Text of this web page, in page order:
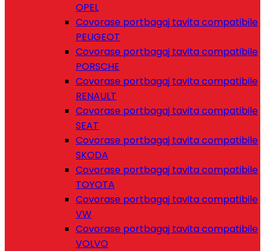
OPEL
Covorase portbagaj tavita compatibile
PEUGEOT
Covorase portbagaj tavita compatibile
PORSCHE
Covorase portbagaj tavita compatibile
RENAULT
Covorase portbagaj tavita compatibile
SEAT
Covorase portbagaj tavita compatibile
SKODA
Covorase portbagaj tavita compatibile
TOYOTA
Covorase portbagaj tavita compatibile
VW
Covorase portbagaj tavita compatibile
VOLVO